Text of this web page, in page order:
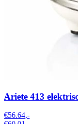
Ariete 413
€56.64,-